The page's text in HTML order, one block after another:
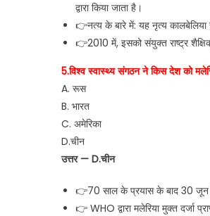
द्वारा किया जाता है।
👉नत्य के बारे में: यह नृत्य कालबेलिया
👉2010 में, इसको संयुक्त राष्ट्र
5.विश्व स्वास्थ्य संगठन ने किस देश को
A. रूस
B. भारत
C. अमेरिका
D.चीन
उत्तर — D.चीन
👉70 साल के प्रयास के बाद 30 जून
👉 WHO द्वारा मलेरिया मुक्त दर्जा